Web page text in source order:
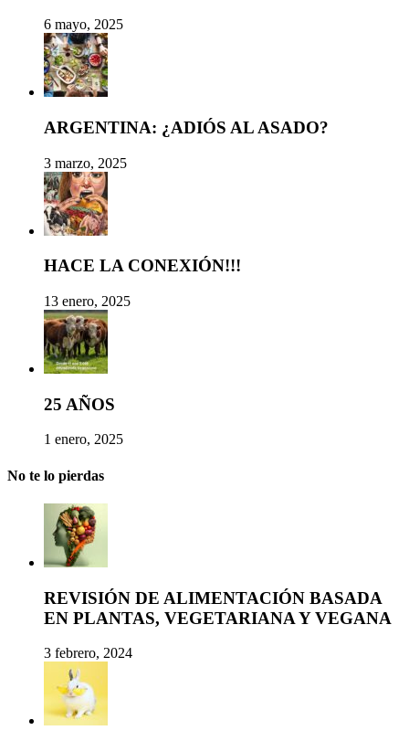
6 mayo, 2025
ARGENTINA: ¿ADIÓS AL ASADO?
3 marzo, 2025
HACE LA CONEXIÓN!!!
13 enero, 2025
25 AÑOS
1 enero, 2025
No te lo pierdas
REVISIÓN DE ALIMENTACIÓN BASADA
EN PLANTAS, VEGETARIANA Y VEGANA
3 febrero, 2024